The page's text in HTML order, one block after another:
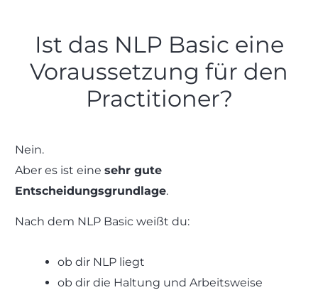
Ist das NLP Basic eine
Voraussetzung für den
Practitioner?
Nein.
Aber es ist eine sehr gute
Entscheidungsgrundlage.
Nach dem NLP Basic weißt du:
ob dir NLP liegt
ob dir die Haltung und Arbeitsweise